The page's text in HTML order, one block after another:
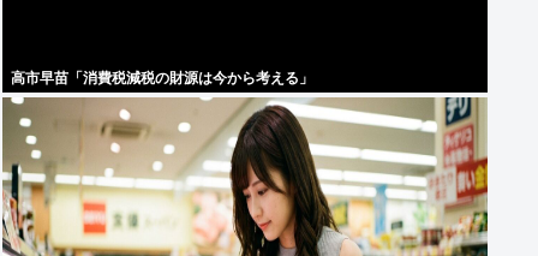
高市早苗「消費税減税の財源は今から考える」